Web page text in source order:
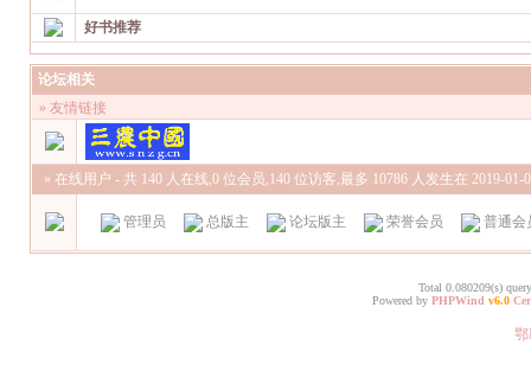
好书推荐
论坛相关
» 友情链接
» 在线用户 - 共 140 人在线,0 位会员,140 位访客,最多 10786 人发生在 2019-01-
管理员 总版主 论坛版主 荣誉会员 普通
Total 0.080209(s)
Powered by PHPWind v6.0
鄂